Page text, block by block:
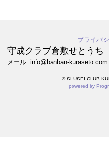
プライバ
守成クラブ倉敷せとう
メール: info@banban-kuraseto.com
© SHUSEI-CLUB
powered by